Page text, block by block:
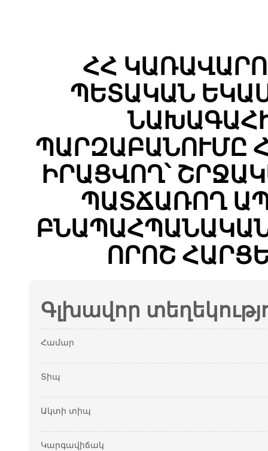
ՀՀ
ՊԵՏԱԿԱՆ
ՊԱՐԶԱԲԱՆՈՒՄԸ
ԻՐԱՑՎՈՂ՝
ՊԱՏՃԱՌՈՂ
ՈՐՈՇ
Գլխավոր
Համար
Տիպ
Ակտի տիպ
Կարգավիճակ